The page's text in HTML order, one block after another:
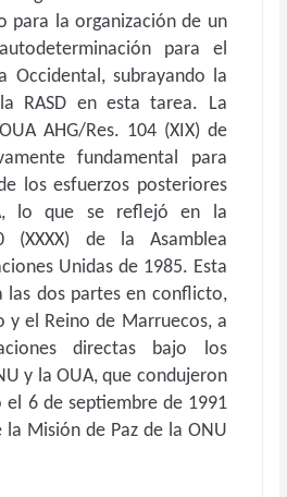
para la organización de un
para el
Occidental, subrayando la
RASD en esta tarea. La
AHG/Res. 104 (XIX) de
fundamental para
los esfuerzos posteriores
lo que se reflejó en la
(XXXX) de la Asamblea
Unidas de 1985. Esta
las dos partes en conflicto,
y el Reino de Marruecos, a
directas bajo los
y la OUA, que condujeron
6 de septiembre de 1991
la Misión de Paz de la ONU